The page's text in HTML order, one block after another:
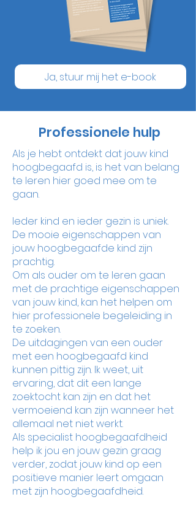
Ja, stuur mij het e-book
Professionele hulp
Als je hebt ontdekt dat jouw kind
hoogbegaafd is, is het van belang
te leren hier goed mee om te
gaan.
Ieder kind en ieder gezin is uniek.
De mooie eigenschappen van
jouw hoogbegaafde kind zijn
prachtig.
Om als ouder om te leren gaan
met de prachtige eigenschappen
van jouw kind, kan het helpen om
hier professionele begeleiding in
te zoeken.
De uitdagingen van een ouder
met een hoogbegaafd kind
kunnen pittig zijn. Ik weet, uit
ervaring, dat dit een lange
zoektocht kan zijn en dat het
vermoeiend kan zijn wanneer het
allemaal net niet werkt.
Als specialist hoogbegaafdheid
help ik jou en jouw gezin graag
verder, zodat jouw kind op een
positieve manier leert omgaan
met zijn hoogbegaafdheid.